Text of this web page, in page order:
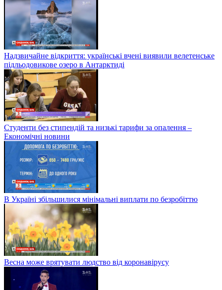
Надзвичайне відкриття: українські вчені виявили велетенське
підльодовикове озеро в Антарктиді
Студенти без стипендій та низькі тарифи за опалення –
Економічні новини
В Україні збільшилися мінімальні виплати по безробіттю
Весна може врятувати людство від коронавірусу